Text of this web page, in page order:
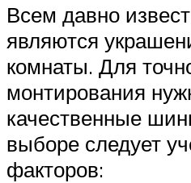
Всем давно
являются
комнаты. Для
монтирования
качественные
выборе следует
факторов: